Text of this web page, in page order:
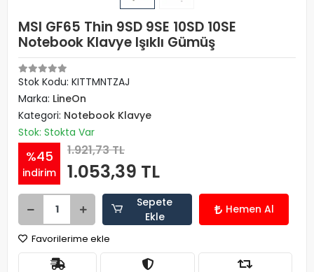
MSI GF65 Thin 9SD 9SE 10SD 10SE
Notebook Klavye Işıklı Gümüş
Stok Kodu: KITTMNTZAJ
Marka: LineOn
Kategori: Notebook Klavye
Stok: Stokta Var
%45
indirim
1.921,73 TL
1.053,39 TL
Sepete
Ekle
Hemen Al
Favorilerime ekle